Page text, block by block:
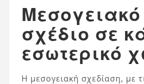
Μεσογειακό
σχέδιο σε
εσωτερικό
Η μεσογειακή σχεδίαση, με